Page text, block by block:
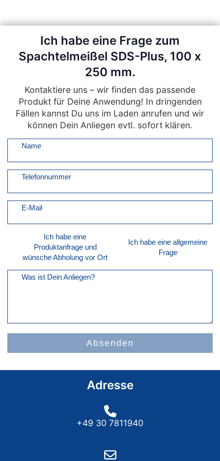
Ich habe eine Frage zum
Spachtelmeißel SDS-Plus, 100 x
250 mm.
Kontaktiere uns – wir finden das passende
Produkt für Deine Anwendung! In dringenden
Fällen kannst Du uns im Laden anrufen und wir
können Dein Anliegen evtl. sofort klären.
Name
Telefonnummer
E-Mail
Ich habe eine
Produktanfrage und
wünsche Abholung vor Ort
Ich habe eine allgemeine
Frage
Was ist Dein Anliegen?
Absenden
Adresse
+49 30 7811940